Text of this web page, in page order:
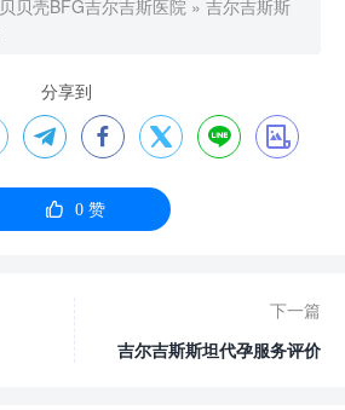
贝贝壳BFG吉尔吉斯医院 » 吉尔吉斯斯
分享到
    
 0赞
下一篇
吉尔吉斯斯坦代孕服务评价